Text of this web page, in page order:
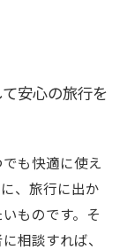
安心の旅行を
も快適に使え
、旅行に出か
ものです。そ
相談すれば、